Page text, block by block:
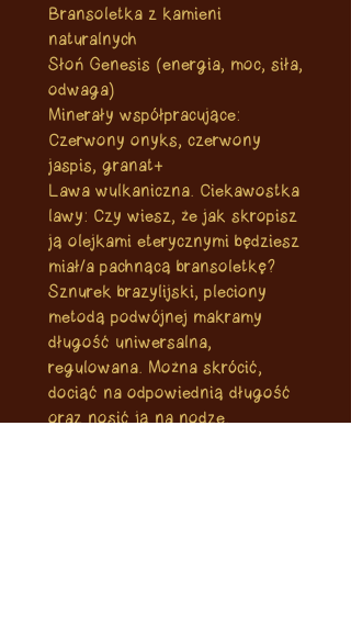
Bransoletka z kamieni
naturalnych
Słoń Genesis (energia, moc, siła,
odwaga)
Minerały współpracujące:
Czerwony onyks, czerwony
jaspis, granat+
Lawa wulkaniczna. Ciekawostka
lawy: Czy wiesz, że jak skropisz
ją olejkami eterycznymi będziesz
miał/a pachnącą bransoletkę?
Sznurek brazylijski, pleciony
metodą podwójnej makramy
długość uniwersalna,
regulowana. Można skrócić,
dociąć na odpowiednią długość
oraz nosić ją na nodze.